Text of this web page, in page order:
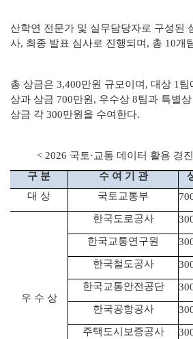
산학연 전문가 및 실무담당자로 구성된
사, 최종 발표 심사로 진행되며, 총 10개
총 상금은 3,400만원 규모이며, 대상 1
상과 상금 700만원, 우수상 8팀과 특별
상금 각 300만원을 수여한다.
< 2026 국토·교통 데이터 활용 경
구 분
수 여 기 관
대 상
국토교통부
우 수 상
한국도로공사
한국교통연구원
한국철도공사
한국교통안전공단
한국공항공사
주택도시보증공사